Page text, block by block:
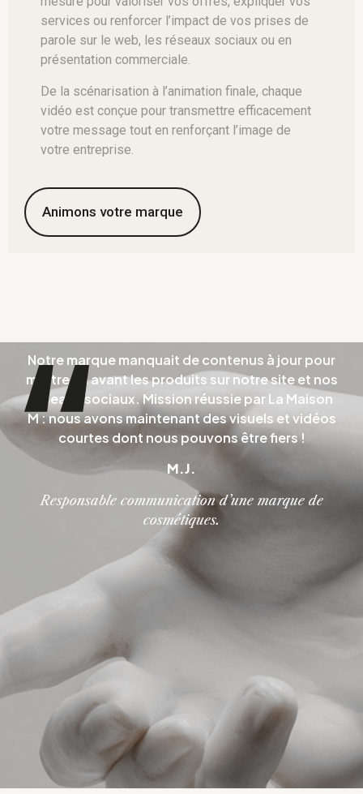
services ou renforcer l’impact de vos prises de
parole sur le web, les réseaux sociaux ou en
présentation commerciale.
De la scénarisation à l’animation finale, chaque
vidéo est conçue pour transmettre efficacement
votre message tout en renforçant l’image de
votre entreprise.
Animons votre marque
Quelques témoignages
Notre marque manquait de contenus à jour pour
mettre en avant les produits sur notre site et nos
réseaux sociaux. Mission réussie par La Maison
M : nous avons maintenant des visuels et vidéos
courtes dont nous pouvons être fiers !
M.J.
Responsable communication d’une marque de
cosmétiques.